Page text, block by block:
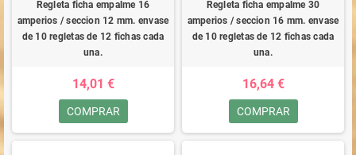
Regleta ficha empalme 16
amperios / seccion 12 mm. envase
de 10 regletas de 12 fichas cada
una.
14,01 €
COMPRAR
Regleta ficha empalme 30
amperios / seccion 16 mm. envase
de 10 regletas de 12 fichas cada
una.
16,64 €
COMPRAR